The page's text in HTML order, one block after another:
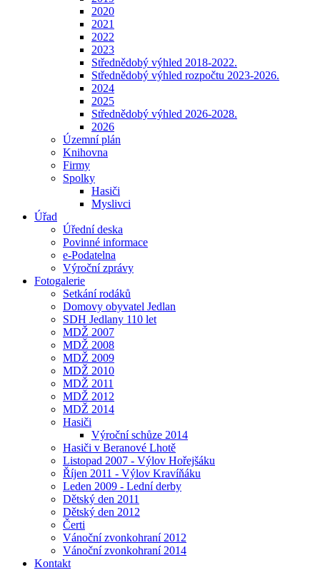
2020
2021
2022
2023
Střednědobý výhled 2018-2022.
Střednědobý výhled rozpočtu 2023-2026.
2024
2025
Střednědobý výhled 2026-2028.
2026
Územní plán
Knihovna
Firmy
Spolky
Hasiči
Myslivci
Úřad
Úřední deska
Povinné informace
e-Podatelna
Výroční zprávy
Fotogalerie
Setkání rodáků
Domovy obyvatel Jedlan
SDH Jedlany 110 let
MDŽ 2007
MDŽ 2008
MDŽ 2009
MDŽ 2010
MDŽ 2011
MDŽ 2012
MDŽ 2014
Hasiči
Výroční schůze 2014
Hasiči v Beranové Lhotě
Listopad 2007 - Výlov Hořejšáku
Říjen 2011 - Výlov Kravíňáku
Leden 2009 - Lední derby
Dětský den 2011
Dětský den 2012
Čerti
Vánoční zvonkohraní 2012
Vánoční zvonkohraní 2014
Kontakt